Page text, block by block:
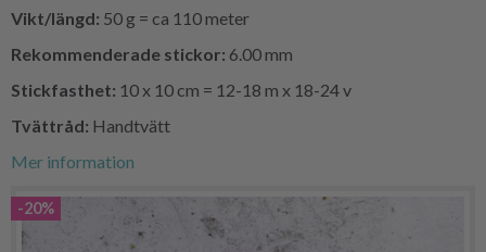
Vikt/längd: 50 g = ca 110 meter
Rekommenderade stickor: 6.00 mm
Stickfasthet: 10 x 10 cm = 12-18 m x 18-24 v
Tvättråd: Handtvätt
Mer information
-20%